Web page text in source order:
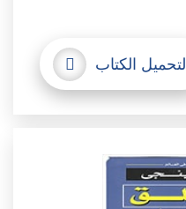
لتحميل الكتاب